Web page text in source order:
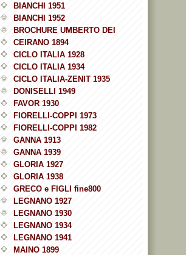
BIANCHI 1951
BIANCHI 1952
BROCHURE UMBERTO DEI
CEIRANO 1894
CICLO ITALIA 1928
CICLO ITALIA 1934
CICLO ITALIA-ZENIT 1935
DONISELLI 1949
FAVOR 1930
FIORELLI-COPPI 1973
FIORELLI-COPPI 1982
GANNA 1913
GANNA 1939
GLORIA 1927
GLORIA 1938
GRECO e FIGLI fine800
LEGNANO 1927
LEGNANO 1930
LEGNANO 1934
LEGNANO 1941
MAINO 1899